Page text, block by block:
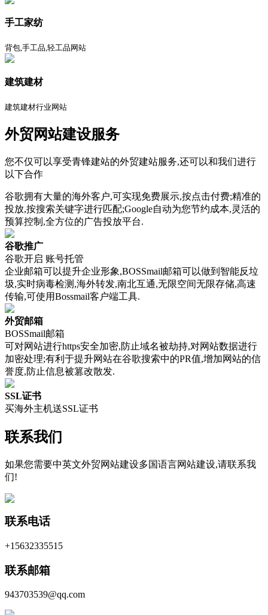
手工家纺
背包,手工品,轻工品网站
建筑建材
建筑建材行业网站
外贸网站建设服务
您不仅可以享受青锋建站的外贸建站服务,还可以和我们进行
以下合作
谷歌拥有大量的海外客户,可实现免费展示,按点击付费;精准的
投放,按搜索关键字进行匹配;Google自动为您节约成本,灵活的
预算控制,全方位的广告投放平台.
谷歌推广
谷歌开启 账号托管
企业邮箱可以提升企业形象,BOSSmail邮箱可以做到智能反垃
圾,实时病毒检测,海外转发,南北互通,无限空间无限存储,高速
传输,可使用Bossmail客户端工具.
外贸邮箱
BOSSmail邮箱
可对网站进行https安全加密,防止域名被劫持,对网站数据进行
加密处理;有利于提升网站在谷歌搜索中的PR值,增加网站的信
誉度,防止信息被篡改散发.
SSL证书
买海外主机送SSL证书
联系我们
如果您需要中英文外贸网站建设多国语言网站建设,请联系我
们!
联系电话
+15632335515
联系邮箱
943703539@qq.com